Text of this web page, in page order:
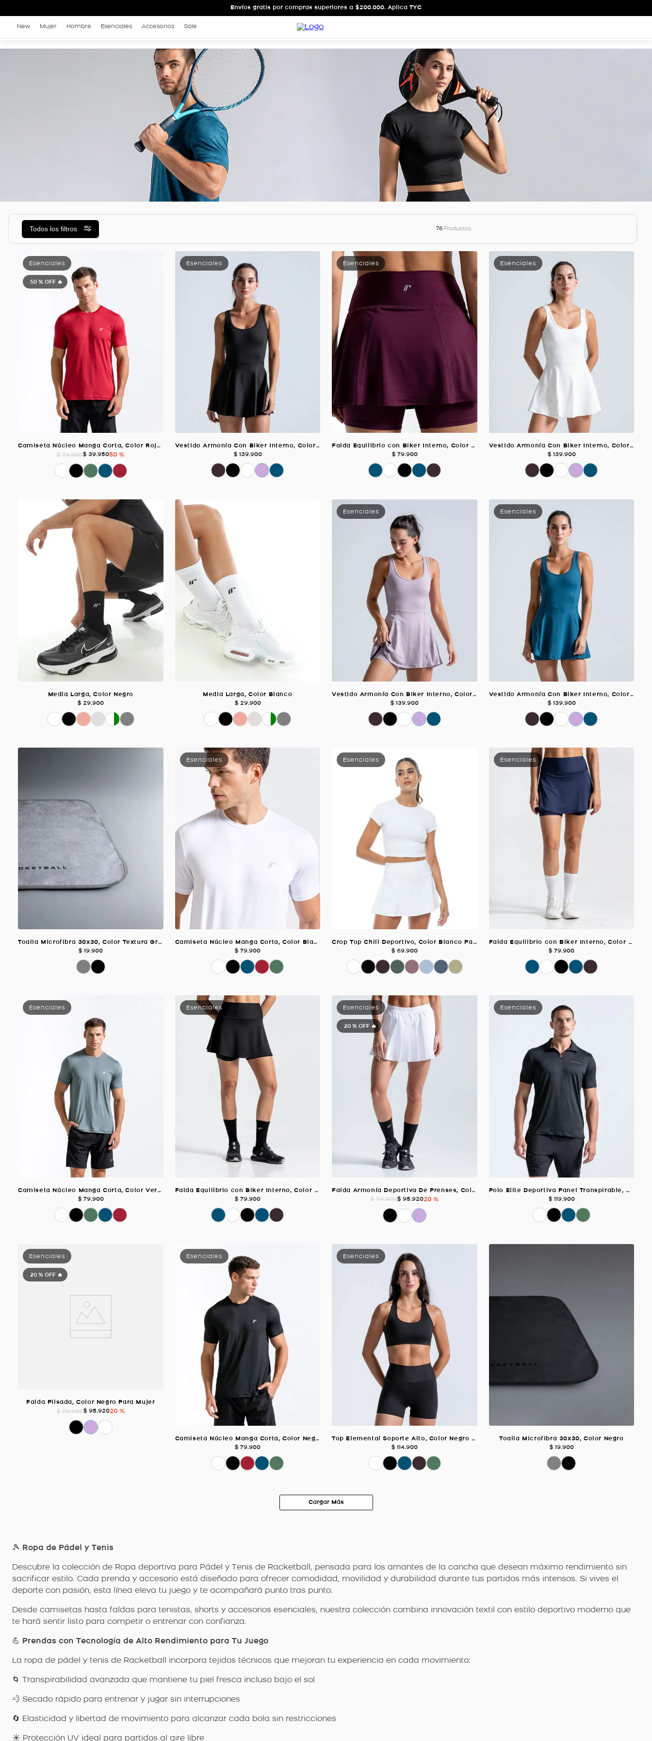
Envíos gratis por compras superiores a $200.000. Aplica TYC
New Mujer Hombre Esenciales Accesorios Sale
Todos los filtros 76 Productos
50 % OFF 🔥
Camiseta Núcleo Manga Corta, Color Rojo Para Hombre
$ 79.900$ 39.95050 %
Vestido Armonía Con Biker Interno, Color Negro Para Mujer
$ 139.900
Falda Equilibrio con Biker Interno, Color Uva Para Mujer
$ 79.900
Vestido Armonía Con Biker Interno, Color Blanco Para Mujer
$ 139.900
Media Larga, Color Negro
$ 29.900
Media Larga, Color Blanco
$ 29.900
Vestido Armonía Con Biker Interno, Color Mora Para Mujer
$ 139.900
Vestido Armonía Con Biker Interno, Color Petroleo Para Mujer
$ 139.900
Toalla Microfibra 30x30, Color Textura Gris Claro
$ 19.900
Camiseta Núcleo Manga Corta, Color Blanco Para Hombre
$ 79.900
Crop Top Chill Deportivo, Color Blanco Para Mujer
$ 69.900
Falda Equilibrio con Biker Interno, Color Azul Oscuro Para Mujer
$ 79.900
Camiseta Núcleo Manga Corta, Color Verde Para Hombre
$ 79.900
Falda Equilibrio con Biker Interno, Color Negro Para Mujer
$ 79.900
20 % OFF 🔥
Falda Armonía Deportiva De Prenses, Color Blanco Para Mujer
$ 119.900$ 95.92020 %
Polo Elite Deportiva Panel Transpirable, Color Negro Para Hombre
$ 119.900
20 % OFF 🔥
Falda Plisada, Color Negro Para Mujer
$ 119.900$ 95.92020 %
Camiseta Núcleo Manga Corta, Color Negro Para Hombre
$ 79.900
Top Elemental Soporte Alto, Color Negro Para Mujer
$ 114.900
Toalla Microfibra 30x30, Color Negro
$ 19.900
🎾 Ropa de Pádel y Tenis
Descubre la colección de Ropa deportiva para Pádel y Tenis de Racketball, pensada para los amantes de la cancha que desean máximo rendimiento sin
sacrificar estilo. Cada prenda y accesorio está diseñado para ofrecer comodidad, movilidad y durabilidad durante tus partidos más intensos. Si vives el
deporte con pasión, esta línea eleva tu juego y te acompañará punto tras punto.
Desde camisetas hasta faldas para tenistas, shorts y accesorios esenciales, nuestra colección combina innovación textil con estilo deportivo moderno que
te hará sentir listo para competir o entrenar con confianza.
💪 Prendas con Tecnología de Alto Rendimiento para Tu Juego
La ropa de pádel y tenis de Racketball incorpora tejidos técnicos que mejoran tu experiencia en cada movimiento:
🌀 Transpirabilidad avanzada que mantiene tu piel fresca incluso bajo el sol
💨 Secado rápido para entrenar y jugar sin interrupciones
🔄 Elasticidad y libertad de movimiento para alcanzar cada bola sin restricciones
☀️ Protección UV ideal para partidos al aire libre